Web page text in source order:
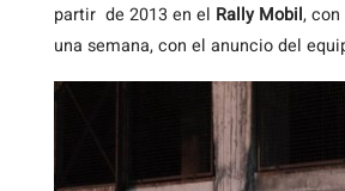
partir de 2013 en el Rally Mobil,
una semana, con el anuncio del